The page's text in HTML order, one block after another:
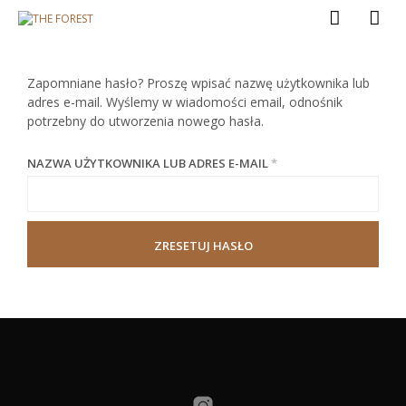
Zapomniane hasło? Proszę wpisać nazwę użytkownika lub
adres e-mail. Wyślemy w wiadomości email, odnośnik
potrzebny do utworzenia nowego hasła.
NAZWA UŻYTKOWNIKA LUB ADRES E-MAIL*
ZRESETUJ HASŁO